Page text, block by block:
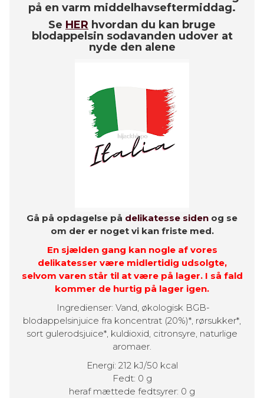
på en varm middelhavseftermiddag.
Se HER hvordan du kan bruge
blodappelsin sodavanden udover at
nyde den alene
Gå på opdagelse på delikatesse siden og se
om der er noget vi kan friste med.
En sjælden gang kan nogle af vores
delikatesser være midlertidig udsolgte,
selvom varen står til at være på lager. I så fald
kommer de hurtig på lager igen.
Ingredienser: Vand, økologisk BGB-
blodappelsinjuice fra koncentrat (20%)*, rørsukker*,
sort gulerodsjuice*, kuldioxid, citronsyre, naturlige
aromaer.
Energi: 212 kJ/50 kcal
Fedt: 0 g
heraf mættede fedtsyrer: 0 g